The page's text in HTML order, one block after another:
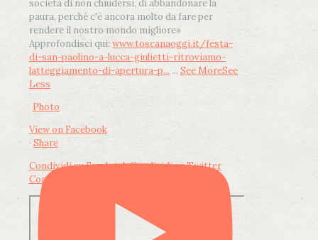
società di non chiudersi, di abbandonare la
paura, perché c'è ancora molto da fare per
rendere il nostro mondo migliore»
Approfondisci qui: www.toscanaoggi.it/festa-
di-san-paolino-a-lucca-giulietti-ritroviamo-
latteggiamento-di-apertura-p... ... See MoreSee
Less
Photo
View on Facebook
· Share
Condividi su FacebookCondividi su Twitter
Condividi su LinkedIn